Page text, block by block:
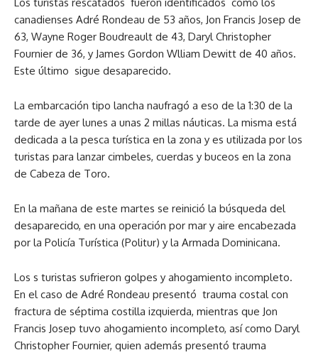
canadienses Adré Rondeau de 53 años, Jon Francis Josep de
63, Wayne Roger Boudreault de 43, Daryl Christopher
Fournier de 36, y James Gordon Wlliam Dewitt de 40 años.
Este último sigue desaparecido.
La embarcación tipo lancha naufragó a eso de la 1:30 de la
tarde de ayer lunes a unas 2 millas náuticas. La misma está
dedicada a la pesca turística en la zona y es utilizada por los
turistas para lanzar cimbeles, cuerdas y buceos en la zona
de Cabeza de Toro.
En la mañana de este martes se reinició la búsqueda del
desaparecido, en una operación por mar y aire encabezada
por la Policía Turística (Politur) y la Armada Dominicana.
Los s turistas sufrieron golpes y ahogamiento incompleto.
En el caso de Adré Rondeau presentó trauma costal con
fractura de séptima costilla izquierda, mientras que Jon
Francis Josep tuvo ahogamiento incompleto, así como Daryl
Christopher Fournier, quien además presentó trauma